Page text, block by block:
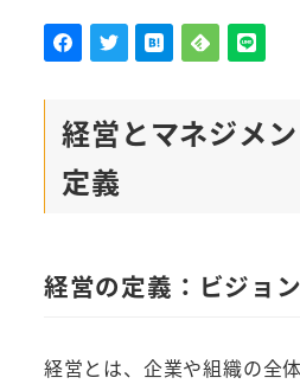
経営とマネジメ
定義
経営の定義：ビジョ
経営とは、企業や組織の全